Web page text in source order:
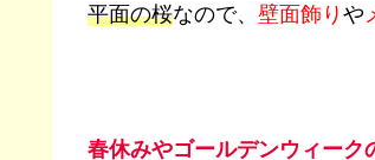
平面の桜なので、 壁面飾り や
春休みやゴールデンウィーク